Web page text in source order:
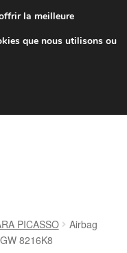
de 7 EUR
9 h à 16 h
PICASSO
Airbag
8216K8
la meilleure
que nous utilisons ou